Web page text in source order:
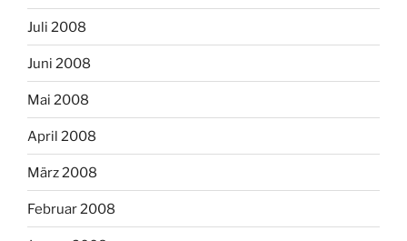
Juli 2008
Juni 2008
Mai 2008
April 2008
März 2008
Februar 2008